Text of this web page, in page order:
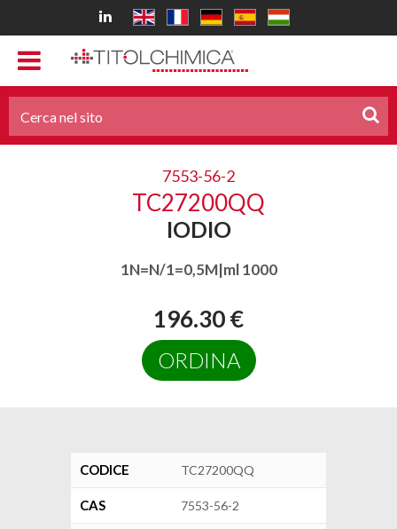
7553-56-2
TC27200QQ
IODIO
1N=N/1=0,5M|ml 1000
196.30 €
ORDINA
CODICE TC27200QQ
CAS 7553-56-2